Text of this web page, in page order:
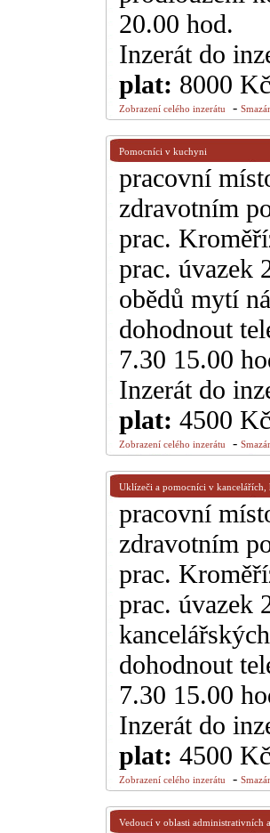
20.00 hod.
Inzerát do
plat: 8000 Kč
Zobrazení celého inzerátu -
Pomocníci v kuchyni
pracovní
zdravotním
prac.
prac. úvazek
obědů mytí
dohodnout
7.30 15.00
Inzerát do
plat: 4500 Kč
Zobrazení celého inzerátu -
Uklízeči a pomocníci v
pracovní
zdravotním
prac.
prac. úvazek
dohodnout
7.30 15.00
Inzerát do
plat: 4500 Kč
Zobrazení celého inzerátu -
Vedoucí v oblasti administrativních